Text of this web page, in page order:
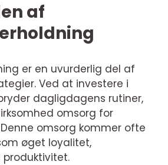
af
er en uvurderlig del af
Ved at investere i
dagligdagens rutiner,
omsorg for
omsorg kommer ofte
øget loyalitet,